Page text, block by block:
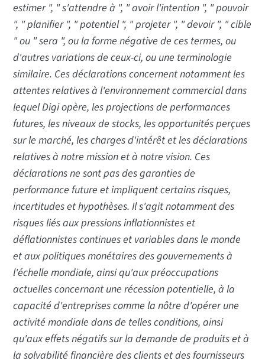
estimer ", " s'attendre à ", " avoir l'intention ", " pouvoir
", " planifier ", " potentiel ", " projeter ", " devoir ", " cible
" ou " sera ", ou la forme négative de ces termes, ou
d'autres variations de ceux-ci, ou une terminologie
similaire. Ces déclarations concernent notamment les
attentes relatives à l'environnement commercial dans
lequel Digi opère, les projections de performances
futures, les niveaux de stocks, les opportunités perçues
sur le marché, les charges d'intérêt et les déclarations
relatives à notre mission et à notre vision. Ces
déclarations ne sont pas des garanties de
performance future et impliquent certains risques,
incertitudes et hypothèses. Il s'agit notamment des
risques liés aux pressions inflationnistes et
déflationnistes continues et variables dans le monde
et aux politiques monétaires des gouvernements à
l'échelle mondiale, ainsi qu'aux préoccupations
actuelles concernant une récession potentielle, à la
capacité d'entreprises comme la nôtre d'opérer une
activité mondiale dans de telles conditions, ainsi
qu'aux effets négatifs sur la demande de produits et à
la solvabilité financière des clients et des fournisseurs